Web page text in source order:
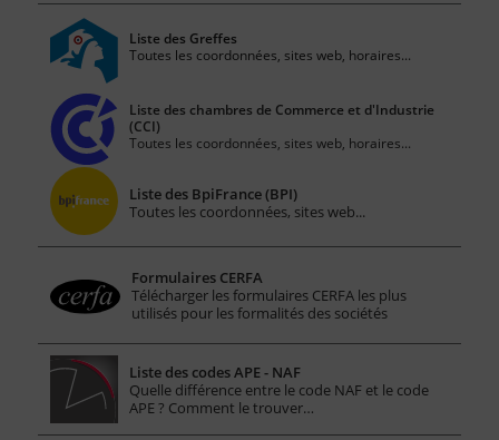
Liste des Greffes
Toutes les coordonnées, sites web, horaires...
Liste des chambres de Commerce et d'Industrie
(CCI)
Toutes les coordonnées, sites web, horaires...
Liste des BpiFrance (BPI)
Toutes les coordonnées, sites web...
Formulaires CERFA
Télécharger les formulaires CERFA les plus
utilisés pour les formalités des sociétés
Liste des codes APE - NAF
Quelle différence entre le code NAF et le code
APE ? Comment le trouver…